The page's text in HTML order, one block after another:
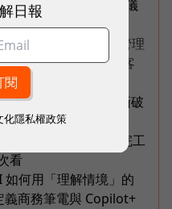
有8道關卡！翊嘉禮儀
後道別？
辦——企業 AI 員工管理
司撐起研發、銷售到客
親邀的接班人為何撕破
？
你讀Gmail、自動跑完工
看
何用「理解情境」的
商務筆電與 Copilot+
日報
化隱私權政策